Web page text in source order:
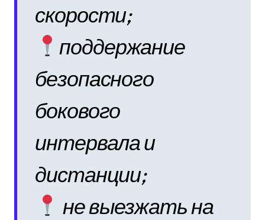
скорости;
поддержание
безопасного
бокового
интервала и
дистанции;
не выезжать на